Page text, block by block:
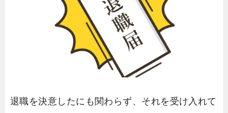
退職を決意したにも関わらず、それを受け入れて